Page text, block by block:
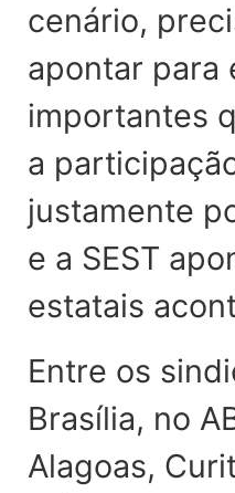
cenário,
apontar para
importantes
a
justamente
e a SEST
estatais
Entre os
Brasília, no
Alagoas,